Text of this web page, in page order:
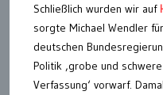
Schließlich wurden wir auf
sorgte Michael Wendler
deutschen
Politik ‚grobe und
Verfassung‘ vorwarf.